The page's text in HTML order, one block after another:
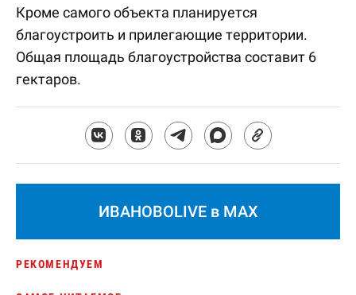
Кроме самого объекта планируется
благоустроить и прилегающие территории.
Общая площадь благоустройства составит 6
гектаров.
ИВАНОВОLIVE в MAX
РЕКОМЕНДУЕМ